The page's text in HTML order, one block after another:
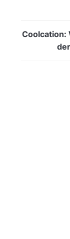
Coolcation: